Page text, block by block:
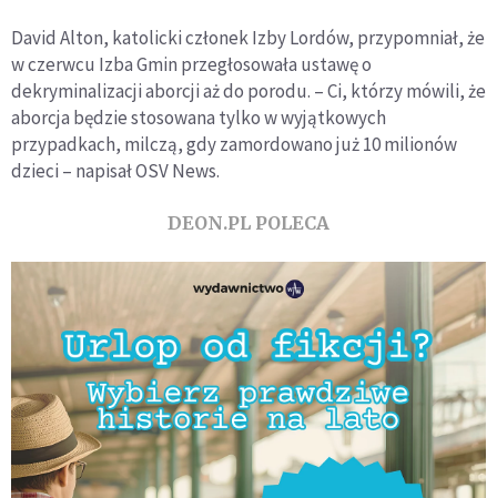
David Alton, katolicki członek Izby Lordów, przypomniał, że
w czerwcu Izba Gmin przegłosowała ustawę o
dekryminalizacji aborcji aż do porodu. – Ci, którzy mówili, że
aborcja będzie stosowana tylko w wyjątkowych
przypadkach, milczą, gdy zamordowano już 10 milionów
dzieci – napisał OSV News.
DEON.PL POLECA